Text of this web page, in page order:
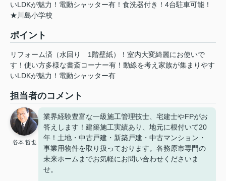
いLDKが魅力！電動シャッター有！食洗器付き！4台駐車可能！
★川島小学校
ポイント
リフォーム済（水回り
1階壁紙）！室内大変綺麗にお使いで
す！使い方多様な書斎コーナー有！動線を考え家族が集まりやす
いLDKが魅力！電動シャッター有
担当者のコメント
谷本 哲也
業界経験豊富な一級施工管理技士、宅建士やFPがお
答えします！建築施工実績あり、地元に根付いて20
年！土地・中古戸建・新築戸建・中古マンション・
事業用物件を取り扱っております。各務原市専門の
未来ホームまでお気軽にお問い合わせくださいま
せ。